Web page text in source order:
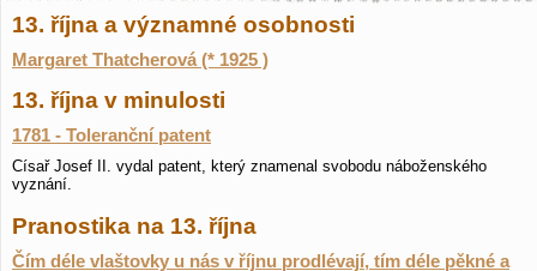
13. října a významné osobnosti
Margaret Thatcherová (* 1925 )
13. října v minulosti
1781 - Toleranční patent
Císař Josef II. vydal patent, který znamenal svobodu náboženského
vyznání.
Pranostika na 13. října
Čím déle vlaštovky u nás v říjnu prodlévají, tím déle pěkné a